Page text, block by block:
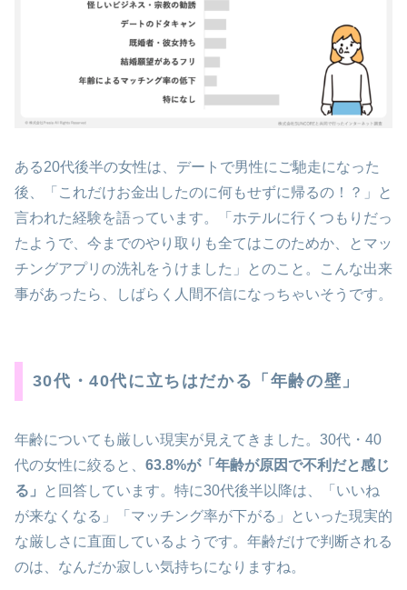
ある20代後半の女性は、デートで男性にご馳走になった
後、「これだけお金出したのに何もせずに帰るの！？」と
言われた経験を語っています。「ホテルに行くつもりだっ
たようで、今までのやり取りも全てはこのためか、とマッ
チングアプリの洗礼をうけました」とのこと。こんな出来
事があったら、しばらく人間不信になっちゃいそうです。
30代・40代に立ちはだかる「年齢の壁」
年齢についても厳しい現実が見えてきました。30代・40
代の女性に絞ると、 63.8%が「年齢が原因で不利だと感じ
る」
と回答しています。特に30代後半以降は、「いいね
が来なくなる」「マッチング率が下がる」といった現実的
な厳しさに直面しているようです。年齢だけで判断される
のは、なんだか寂しい気持ちになりますね。